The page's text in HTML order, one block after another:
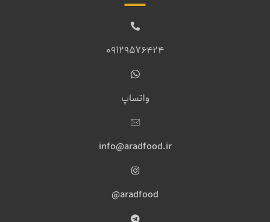
09129576424
واتساپ
info@aradfood.ir
aradfood@